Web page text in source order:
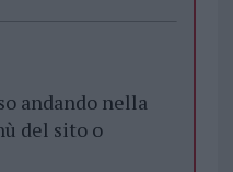
andando nella
del sito o